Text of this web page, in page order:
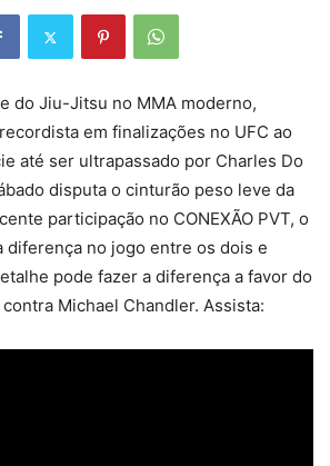
do Jiu-Jitsu no MMA moderno,
em finalizações no UFC ao
até ser ultrapassado por Charles Do
disputa o cinturão peso leve da
participação no CONEXÃO PVT, o
diferença no jogo entre os dois e
pode fazer a diferença a favor do
Michael Chandler. Assista: